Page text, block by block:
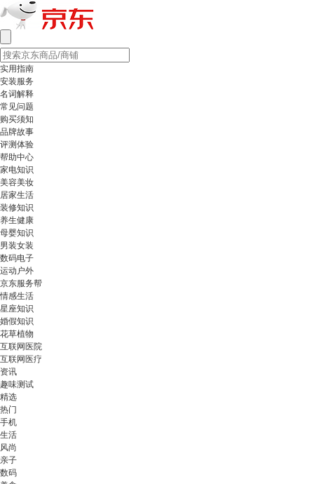
实用指南
安装服务
名词解释
常见问题
购买须知
品牌故事
评测体验
帮助中心
家电知识
美容美妆
居家生活
装修知识
养生健康
母婴知识
男装女装
数码电子
运动户外
京东服务帮
情感生活
星座知识
婚假知识
花草植物
互联网医院
互联网医疗
资讯
趣味测试
精选
热门
手机
生活
风尚
亲子
数码